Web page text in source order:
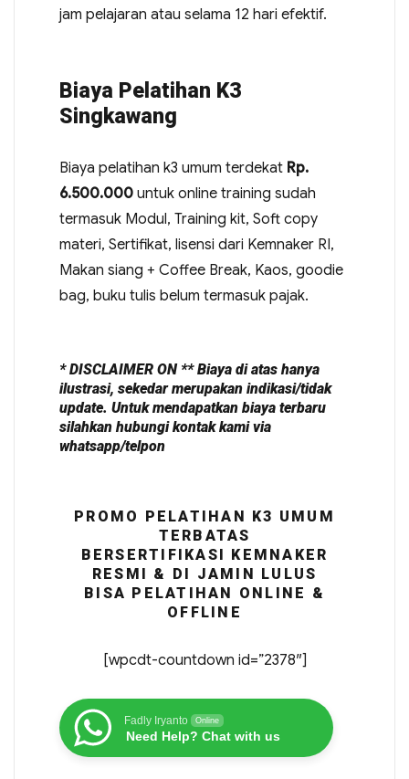
jam pelajaran atau selama 12 hari efektif.
Biaya Pelatihan K3
Singkawang
Biaya pelatihan k3 umum terdekat Rp.
6.500.000untuk online training sudah
termasuk Modul, Training kit, Soft copy
materi, Sertifikat, lisensi dari Kemnaker RI,
Makan siang + Coffee Break, Kaos, goodie
bag, buku tulis belum termasuk pajak.
* DISCLAIMER ON ** Biaya di atas hanya
ilustrasi, sekedar merupakan indikasi/tidak
update. Untuk mendapatkan biaya terbaru
silahkan hubungi kontak kami via
whatsapp/telpon
PROMO PELATIHAN K3 UMUM
TERBATAS
BERSERTIFIKASI KEMNAKER
RESMI & DI JAMIN LULUS
BISA PELATIHAN ONLINE &
OFFLINE
[wpcdt-countdown id=”2378″]
Fadly Iryanto Online
Need Help? Chat with us